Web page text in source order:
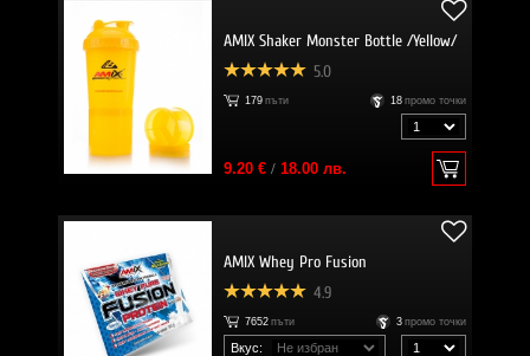
AMIX Shaker Monster Bottle /Yellow/
5.0
179 пъти 18 промо точки
9.20 €/ 18.00 лв.
AMIX Whey Pro Fusion
4.9
7652 пъти 3 промо точки
Вкус: